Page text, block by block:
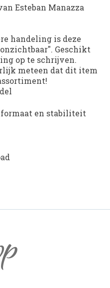
Esteban Manazza
handeling is deze
Geschikt
op te schrijven.
meteen dat dit item
formaat en stabiliteit